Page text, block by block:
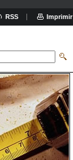
RSS Imprimir